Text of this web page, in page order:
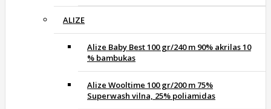
ALIZE
Alize Baby Best 100 gr/240 m 90% akrilas 10
% bambukas
Alize Wooltime 100 gr/200 m 75%
Superwash vilna, 25% poliamidas